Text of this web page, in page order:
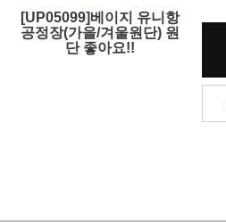
[UP05099]베이지 유니항
공정장(가을/겨울원단) 원
단 좋아요!!